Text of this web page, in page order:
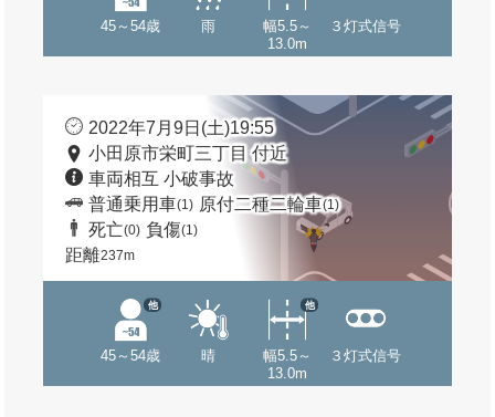
45～54歳 雨
幅5.5～
13.0m
３灯式信号
2022年7月9日(土)19:55
小田原市栄町三丁目 付近
車両相互 小破事故
普通乗用車(1) 原付二種二輪車(1)
死亡(0) 負傷(1)
距離237m
45～54歳
他
晴
幅5.5～
13.0m
他
３灯式信号